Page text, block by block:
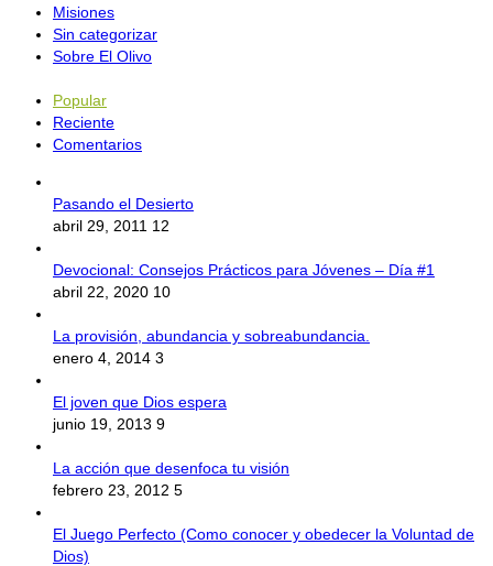
Misiones
Sin categorizar
Sobre El Olivo
Popular
Reciente
Comentarios
Pasando el Desierto
abril 29, 2011 12
Devocional: Consejos Prácticos para Jóvenes – Día #1
abril 22, 2020 10
La provisión, abundancia y sobreabundancia.
enero 4, 2014 3
El joven que Dios espera
junio 19, 2013 9
La acción que desenfoca tu visión
febrero 23, 2012 5
El Juego Perfecto (Como conocer y obedecer la Voluntad de
Dios)